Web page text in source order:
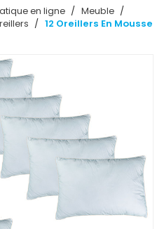
en ligne
Meuble
12 Oreillers En Mousse